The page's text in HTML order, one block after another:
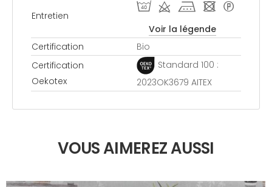
Entretien
I d k - *
Voir la légende
Certification
Bio
Certification
Oekotex
Standard 100 :
2023OK3679 AITEX
VOUS AIMEREZ AUSSI